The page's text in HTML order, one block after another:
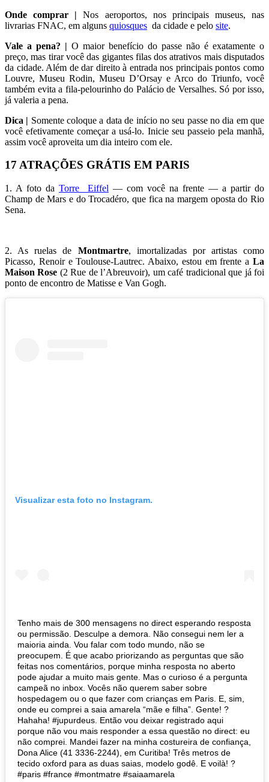
Onde comprar | Nos aeroportos, nos principais museus, nas
livrarias FNAC, em alguns quiosques da cidade e pelo site.
Vale a pena? | O maior benefício do passe não é exatamente o
preço, mas tirar você das gigantes filas dos atrativos mais disputados
da cidade. Além de dar direito à entrada nos principais pontos como
Louvre, Museu Rodin, Museu D’Orsay e Arco do Triunfo, você
também evita a fila-pelourinho do Palácio de Versalhes. Só por isso,
já valeria a pena.
Dica | Somente coloque a data de início no seu passe no dia em que
você efetivamente começar a usá-lo. Inicie seu passeio pela manhã,
assim você aproveita um dia inteiro com ele.
17 ATRAÇÕES GRÁTIS EM PARIS
1. A foto da Torre Eiffel — com você na frente — a partir do
Champ de Mars e do Trocadéro, que fica na margem oposta do Rio
Sena.
2. As ruelas de Montmartre, imortalizadas por artistas como
Picasso, Renoir e Toulouse-Lautrec. Abaixo, estou em frente a La
Maison Rose (2 Rue de l’Abreuvoir), um café tradicional que já foi
ponto de encontro de Matisse e Van Gogh.
Visualizar esta foto no Instagram.
Tenho mais de 300 mensagens no direct esperando resposta
ou permissão. Desculpe a demora. Não consegui nem ler a
maioria ainda. Vou falar com todo mundo, não se
preocupem. É que acabo priorizando as perguntas que são
feitas nos comentários, porque minha resposta no aberto
pode ajudar a muito mais gente. Mas o curioso é a pergunta
campeã no inbox. Vocês não querem saber sobre
hospedagem ou o que fazer com crianças em Paris. E, sim,
onde eu comprei a saia amarela “mãe e filha”. Gente! ?
Hahaha! #jupurdeus. Então vou deixar registrado aqui
porque não vou mais responder a essa questão no direct: eu
não comprei. Mandei fazer na minha costureira de confiança,
Dona Alice (41 3336-2244), em Curitiba! Três metros de
tecido oxford para as duas saias, modelo godê. E voilà! ?
#paris #france #montmatre #saiaamarela